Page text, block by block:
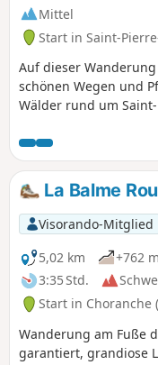
Mittel
Start in Saint-
Auf dieser
schönen Wegen und
Wälder rund um
landschaftlichen
La Balme
Visorando-Mitglied
5,02 km
+762 m
3:35 Std.
Start in Choranche
Wanderung am Fuße
garantiert, grandiose